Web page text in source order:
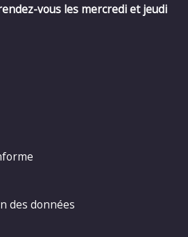
vous les mercredi et jeudi
des données